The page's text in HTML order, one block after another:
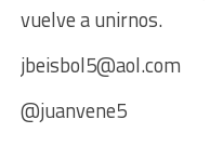
vuelve a unirnos.
jbeisbol5@aol.com
@juanvene5